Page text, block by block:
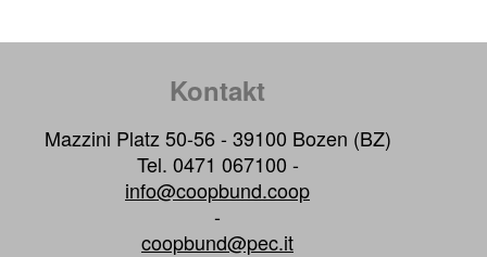
Kontakt
Mazzini Platz 50-56 - 39100 Bozen (BZ)
Tel. 0471 067100 -
info@coopbund.coop
-
coopbund@pec.it